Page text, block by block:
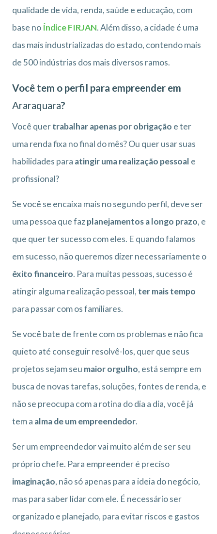
qualidade de vida, renda, saúde e educação, com
base no Índice FIRJAN. Além disso, a cidade é uma
das mais industrializadas do estado, contendo mais
de 500 indústrias dos mais diversos ramos.
Você tem o perfil para empreender em
Araraquara?
Você quertrabalhar apenas por obrigação e ter
uma renda fixa no final do mês? Ou quer usar suas
habilidades para atingir uma realização pessoal e
profissional?
Se você se encaixa mais no segundo perfil, deve ser
uma pessoa que fazplanejamentos a longo prazo, e
que quer ter sucesso com eles. E quando falamos
em sucesso, não queremos dizer necessariamente o
êxito financeiro. Para muitas pessoas, sucesso é
atingir alguma realização pessoal, ter mais tempo
para passar com os familiares.
Se você bate de frente com os problemas e não fica
quieto até conseguir resolvê-los, quer que seus
projetos sejam seu maior orgulho, está sempre em
busca de novas tarefas, soluções, fontes de renda, e
não se preocupa com a rotina do dia a dia, você já
tem a alma de um empreendedor.
Ser um empreendedor vai muito além de ser seu
próprio chefe. Para empreender é preciso
imaginação, não só apenas para a ideia do negócio,
mas para saber lidar com ele. É necessário ser
organizado e planejado, para evitar riscos e gastos